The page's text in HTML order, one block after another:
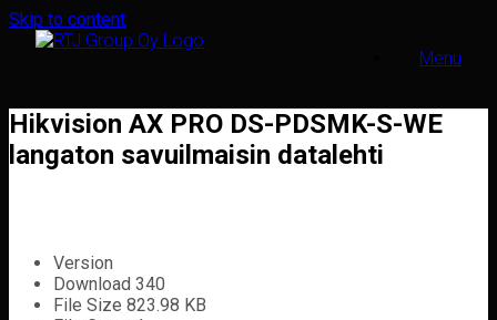
Skip to content
Menu
Hikvision AX PRO DS-PDSMK-S-WE
langaton savuilmaisin datalehti
Version
Download 340
File Size 823.98 KB